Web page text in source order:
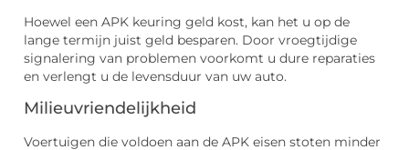
Hoewel een APK keuring geld kost, kan het u op de
lange termijn juist geld besparen. Door vroegtijdige
signalering van problemen voorkomt u dure reparaties
en verlengt u de levensduur van uw auto.
Milieuvriendelijkheid
Voertuigen die voldoen aan de APK eisen stoten minder